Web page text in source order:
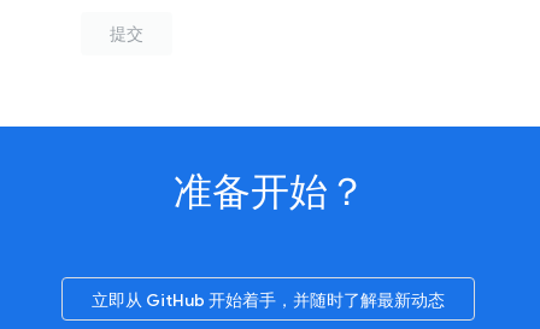
准备开始？
立即从 GitHub 开始着手，并随时了解最新动态